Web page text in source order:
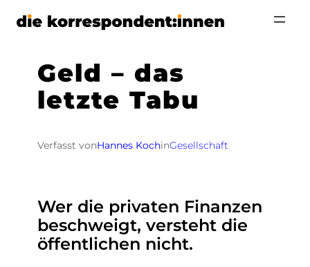
Zum
Geld – das
letzte Tabu
Verfasst vonHannes KochinGesellschaft
Wer die privaten Finanzen
beschweigt, versteht die
öffentlichen nicht.